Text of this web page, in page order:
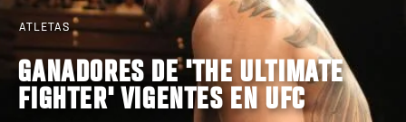
ATLETAS
GANADORES DE 'THE ULTIMATE
FIGHTER' VIGENTES EN UFC